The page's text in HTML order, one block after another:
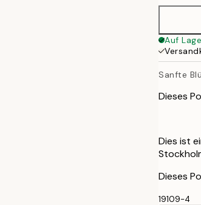
Auf
Sanfte
Dieses
Dies ist
Dieses
19109-4